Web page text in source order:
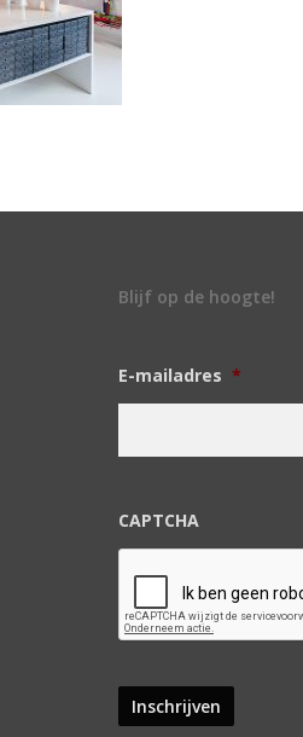
Blijf op de hoogte!
E-mailadres *
CAPTCHA